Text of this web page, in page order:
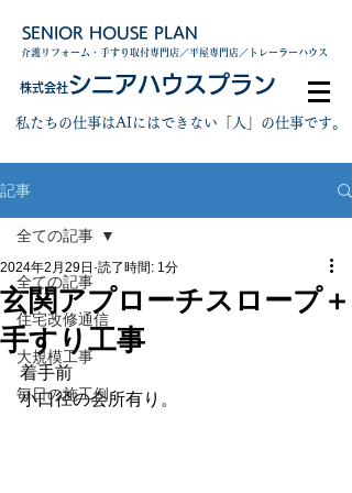
SENIOR HOUSE PLAN
介護リフォーム・手すり取付専門店／平屋専門店／トレーラーハウス
株式会社シニアハウスプラン
私たちの仕事はAIにはできない「人」の仕事です。
記事
全ての記事
住宅改修通信
大規模工事
毎日の施工例
全ての記事
玄関アプローチスロープ＋
手すり工事
2024年2月29日 読了時間: 1分
着手前
小口径の会所有り。